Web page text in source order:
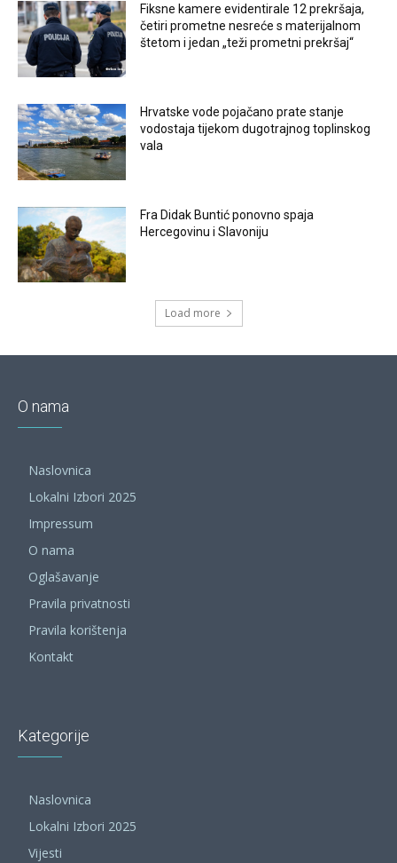
Fiksne kamere evidentirale 12 prekršaja,
četiri prometne nesreće s materijalnom
štetom i jedan „teži prometni prekršaj“
Hrvatske vode pojačano prate stanje
vodostaja tijekom dugotrajnog toplinskog
vala
Fra Didak Buntić ponovno spaja
Hercegovinu i Slavoniju
Load more
O nama
Naslovnica
Lokalni Izbori 2025
Impressum
O nama
Oglašavanje
Pravila privatnosti
Pravila korištenja
Kontakt
Kategorije
Naslovnica
Lokalni Izbori 2025
Vijesti